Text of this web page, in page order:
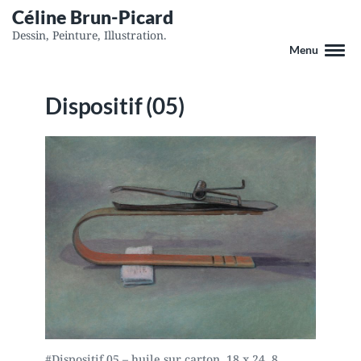
Céline Brun-Picard
Dessin, Peinture, Illustration.
Menu
Dispositif (05)